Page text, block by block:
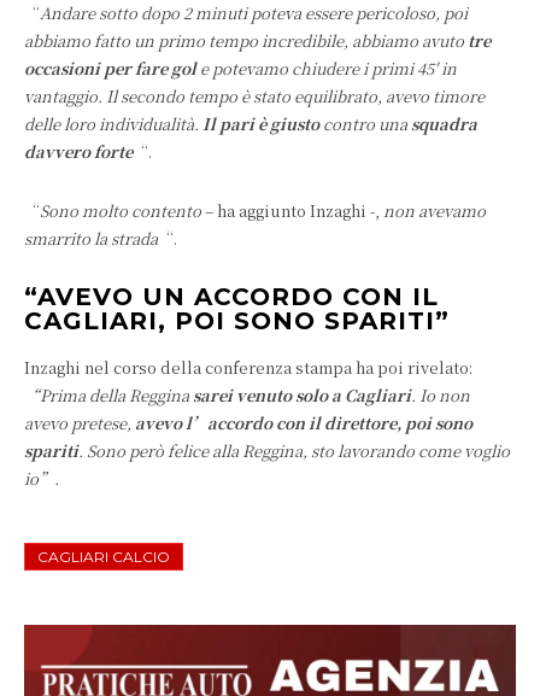
“Andare sotto dopo 2 minuti poteva essere pericoloso, poi
abbiamo fatto un primo tempo incredibile, abbiamo avuto tre
occasioni per fare gole potevamo chiudere i primi 45′ in
vantaggio. Il secondo tempo è stato equilibrato, avevo timore
delle loro individualità. Il pari è giustocontro unasquadra
davvero forte“.
“Sono molto contento– ha aggiunto Inzaghi -, non avevamo
smarrito la strada “.
“AVEVO UN ACCORDO CON IL
CAGLIARI, POI SONO SPARITI”
Inzaghi nel corso della conferenza stampa ha poi rivelato:
“Prima della Regginasarei venuto solo a Cagliari. Io non
avevo pretese, avevo l’accordo con il direttore, poi sono
spariti. Sono però felice alla Reggina, sto lavorando come voglio
io”.
CAGLIARI CALCIO